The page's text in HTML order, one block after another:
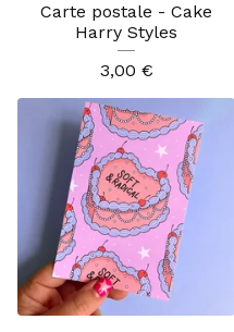
Carte postale - Cake
Harry Styles
3,00 €